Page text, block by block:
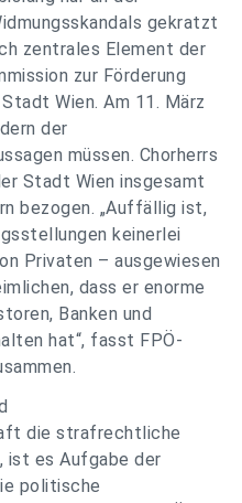
gekratzt
zentrales Element der
zur Förderung
Wien. Am 11. März
der
müssen. Chorherrs
Stadt Wien insgesamt
bezogen. „Auffällig ist,
keinerlei
Privaten – ausgewiesen
dass er enorme
Banken und
hat“, fasst FPÖ-
die strafrechtliche
ist es Aufgabe der
politische